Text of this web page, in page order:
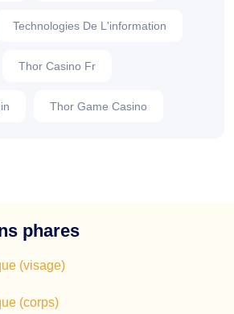
Technologies De L'information
Thor Casino Fr
Thor Game Casino
phares
(visage)
(corps)